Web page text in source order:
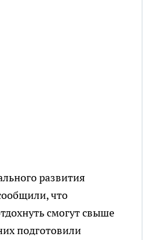
развития
что
смогут свыше
подготовили